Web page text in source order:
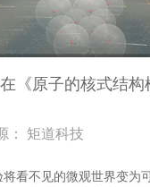
《原子的核式结
： 矩道科技
看不见的微观世界变为